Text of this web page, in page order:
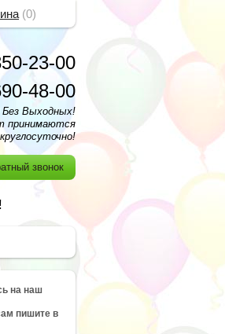
23-00
48-00
Без Выходных!
принимаются
круглосуточно!
звонок
на наш
пишите в
(0)